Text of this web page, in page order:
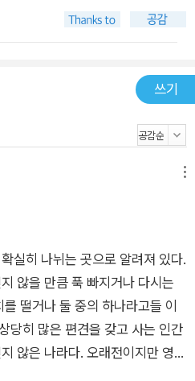
과언이 아니다. 628쪽이라는 다
며, 통쾌하고 기분 좋은 충격이 적
와루프는 이번 책에 대해 “세 번
하기도 했는데, 특히 마지막 반전
주인공을 연상케 하며 인간의 양
, 해학과 익살,
하는 서정성으로 가득하며, 부조
용기와 희망을 잃지 않고 인간의
한 세상을 꿈꾸는 사람들의 이야
의 쓰레기
하지만 이따금 미망인의 눈물을
의 품으로 되돌려줄 때가 있다. 내
아들이 둘 있어. 범죄자, 살인자
쓰기
실히 나뉘는 곳으로 알려져 있다.
않을 만큼 푹 빠지거나 다시는
떨거나 둘 중의 하나라고들 이
당히 많은 편견을 갖고 사는 인간
않은 나라다. 오래전이지만 영화